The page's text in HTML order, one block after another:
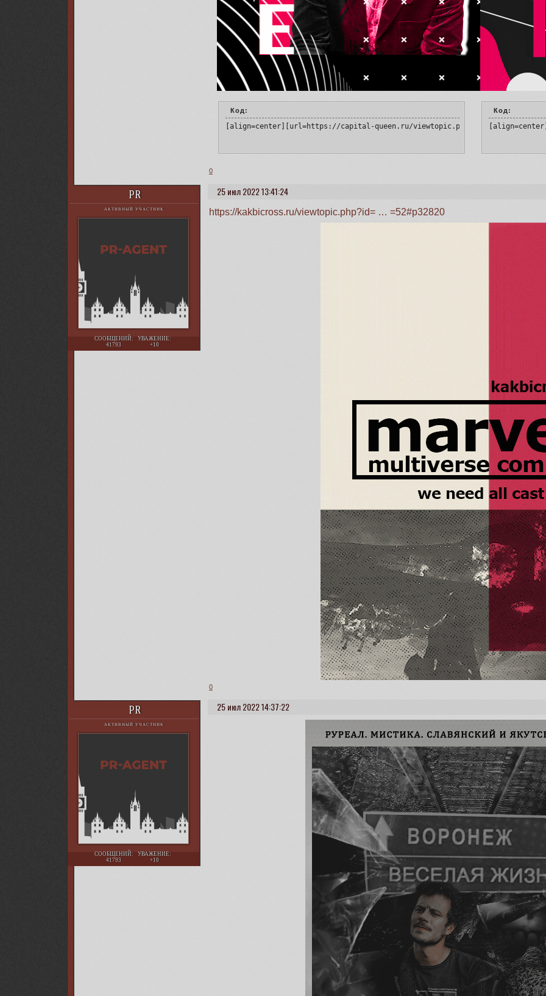
Код:
[align=center][url=https://capital-queen.ru/
Код:
0
25 июл 2022 13:41:24
PR
АКТИВНЫЙ УЧАСТНИК
СООБЩЕНИЙ:
41793
УВАЖЕНИЕ:
+10
https://kakbicross.ru/viewtopic.php?id= … =52#p32820
0
25 июл 2022 14:37:22
PR
АКТИВНЫЙ УЧАСТНИК
СООБЩЕНИЙ:
41793
УВАЖЕНИЕ:
+10